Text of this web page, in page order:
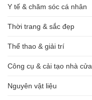
Y tế & chăm sóc cá nhân
Thời trang & sắc đẹp
Thể thao & giải trí
Công cụ & cải tạo nhà cửa
Nguyên vật liệu